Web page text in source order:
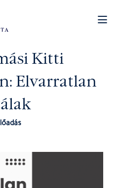
Kitti
Elvarratlan